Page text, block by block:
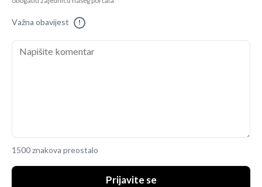
Važna obavijest !
1500 znakova preostalo
Prijavite se